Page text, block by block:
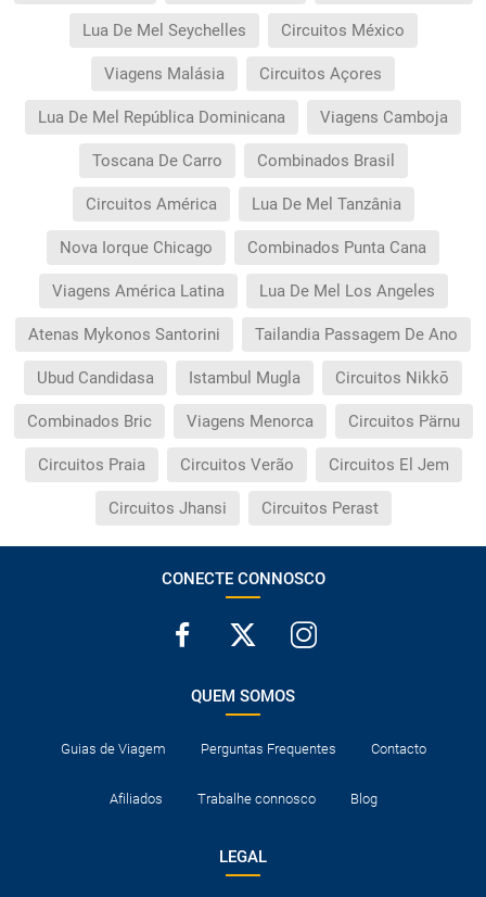
Lua De Mel Seychelles Circuitos México
Viagens Malásia Circuitos Açores
Lua De Mel República Dominicana Viagens Camboja
Toscana De Carro Combinados Brasil
Circuitos América Lua De Mel Tanzânia
Nova Iorque Chicago Combinados Punta Cana
Viagens América Latina Lua De Mel Los Angeles
Atenas Mykonos Santorini Tailandia Passagem De Ano
Ubud Candidasa Istambul Mugla Circuitos Nikkō
Combinados Bric Viagens Menorca Circuitos Pärnu
Circuitos Praia Circuitos Verão Circuitos El Jem
Circuitos Jhansi Circuitos Perast
CONECTE CONNOSCO
QUEM SOMOS
Guias de Viagem Perguntas Frequentes Contacto
Afiliados Trabalhe connosco Blog
LEGAL